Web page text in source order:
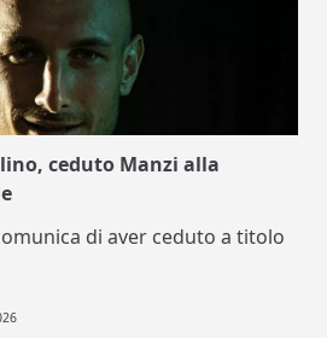
ceduto Manzi alla
di aver ceduto a titolo